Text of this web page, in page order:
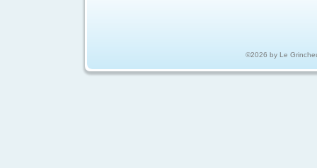
©2026 by Le